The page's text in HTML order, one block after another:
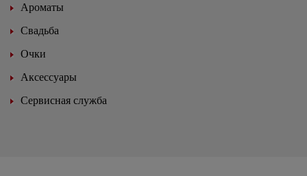
Ароматы
Свадьба
Очки
Аксессуары
Сервисная служба